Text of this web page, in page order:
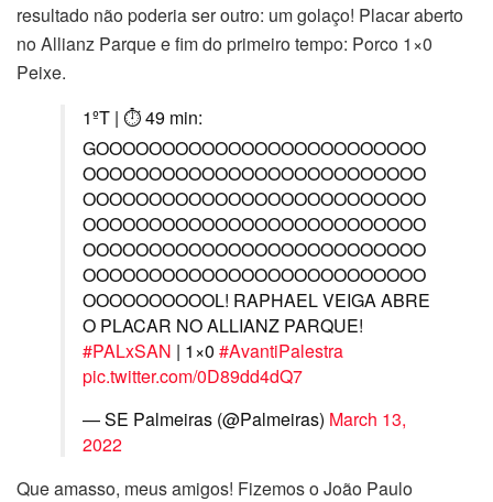
resultado não poderia ser outro: um golaço! Placar aberto
no Allianz Parque e fim do primeiro tempo: Porco 1×0
Peixe.
1ºT | ⏱ 49 min:
GOOOOOOOOOOOOOOOOOOOOOOOOO
OOOOOOOOOOOOOOOOOOOOOOOOOO
OOOOOOOOOOOOOOOOOOOOOOOOOO
OOOOOOOOOOOOOOOOOOOOOOOOOO
OOOOOOOOOOOOOOOOOOOOOOOOOO
OOOOOOOOOOOOOOOOOOOOOOOOOO
OOOOOOOOOOL! RAPHAEL VEIGA ABRE
O PLACAR NO ALLIANZ PARQUE!
#PALxSAN | 1×0 #AvantiPalestra
pic.twitter.com/0D89dd4dQ7
— SE Palmeiras (@Palmeiras) March 13,
2022
Que amasso, meus amigos! Fizemos o João Paulo